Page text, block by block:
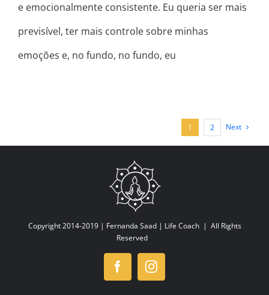
e emocionalmente consistente. Eu queria ser mais
previsível, ter mais controle sobre minhas
emoções e, no fundo, no fundo, eu
1 2 Next
Copyright 2014-2019 | Fernanda Saad | Life Coach| All Rights
Reserved
FacebookInstagram